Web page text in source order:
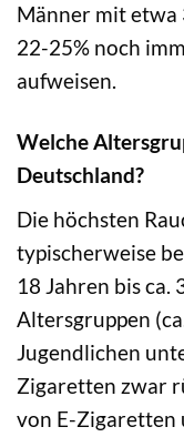
Männer mit etwa
22-25% noch
aufweisen.
Welche
Deutschland?
Die höchsten
typischerweise
18 Jahren bis
Altersgruppen
Jugendlichen
Zigaretten zwar
von E-Zigaretten